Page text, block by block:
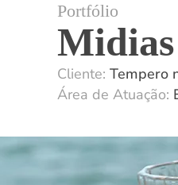
Portfólio
Midias
Cliente: Tempero
Área de Atuação: